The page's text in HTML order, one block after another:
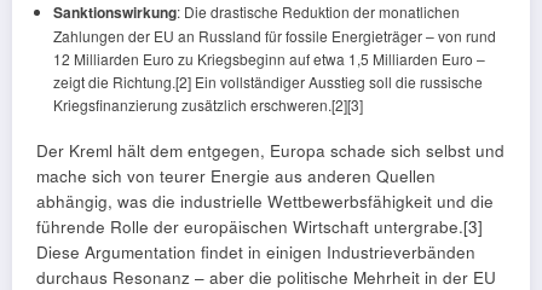
Sanktionswirkung: Die drastische Reduktion der monatlichen
Zahlungen der EU an Russland für fossile Energieträger – von rund
12 Milliarden Euro zu Kriegsbeginn auf etwa 1,5 Milliarden Euro –
zeigt die Richtung.[2] Ein vollständiger Ausstieg soll die russische
Kriegsfinanzierung zusätzlich erschweren.[2][3]
Der Kreml hält dem entgegen, Europa schade sich selbst und
mache sich von teurer Energie aus anderen Quellen
abhängig, was die industrielle Wettbewerbsfähigkeit und die
führende Rolle der europäischen Wirtschaft untergrabe.[3]
Diese Argumentation findet in einigen Industrieverbänden
durchaus Resonanz – aber die politische Mehrheit in der EU